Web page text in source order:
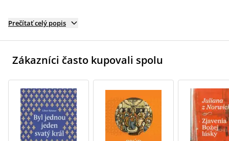
Prečítať celý popis
Zákazníci často kupovali spolu